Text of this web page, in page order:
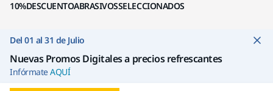
10%DESCUENTOABRASIVOSSELECCIONADOS
Del 01 al 31 de Julio
Nuevas Promos Digitales a precios refrescantes
InfórmateAQUÍ